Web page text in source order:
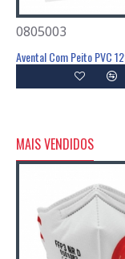
0805003
MAIS VENDIDOS